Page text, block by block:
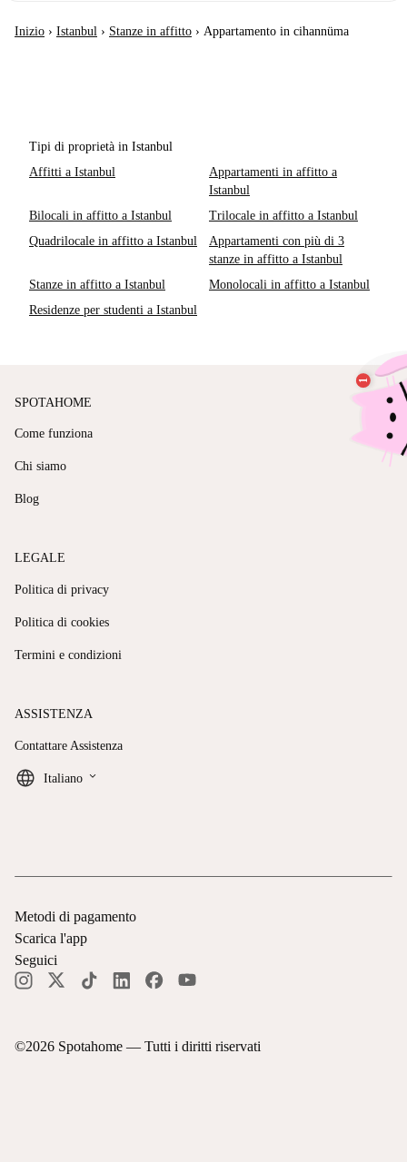
Inizio › Istanbul › Stanze in affitto › Appartamento in cihannüma
Tipi di proprietà in Istanbul
Affitti a Istanbul
Appartamenti in affitto a
Istanbul
Bilocali in affitto a Istanbul
Trilocale in affitto a Istanbul
Quadrilocale in affitto a Istanbul
Appartamenti con più di 3
stanze in affitto a Istanbul
Stanze in affitto a Istanbul
Monolocali in affitto a Istanbul
Residenze per studenti a Istanbul
SPOTAHOME
Come funziona
Chi siamo
Blog
LEGALE
Politica di privacy
Politica di cookies
Termini e condizioni
ASSISTENZA
Contattare Assistenza
Italiano keyboard_arrow_down
©2026 Spotahome — Tutti i diritti riservati
Metodi di pagamento
Scarica l'app
Seguici